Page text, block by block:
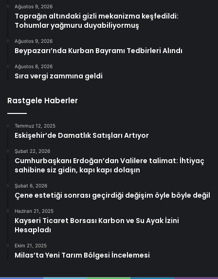
Ağustos 9, 2026
Toprağın altındaki gizli mekanizma keşfedildi:
Tohumlar yağmuru duyabiliyormuş
Ağustos 9, 2026
Beypazarı’nda Kurban Bayramı Tedbirleri Alındı
Ağustos 8, 2026
Sıra vergi zammına geldi
Rastgele Haberler
Temmuz 12, 2025
Eskişehir’de Damatlık Satışları Artıyor
Şubat 22, 2026
Cumhurbaşkanı Erdoğan’dan Valilere talimat: İhtiyaç
sahibine siz gidin, kapı kapı dolaşın
Şubat 6, 2026
Çene estetiği sonrası geçirdiği değişim öyle böyle değil
Haziran 21, 2025
Kayseri Ticaret Borsası Karbon ve Su Ayak İzini
Hesapladı
Ekim 21, 2025
Milas’ta Yeni Tarım Bölgesi İncelemesi